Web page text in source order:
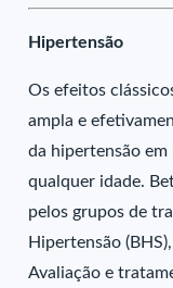
Hipertensão
Os efeitos
ampla e
da hipertensão
qualquer idade.
pelos grupos de
Hipertensão
Avaliação e